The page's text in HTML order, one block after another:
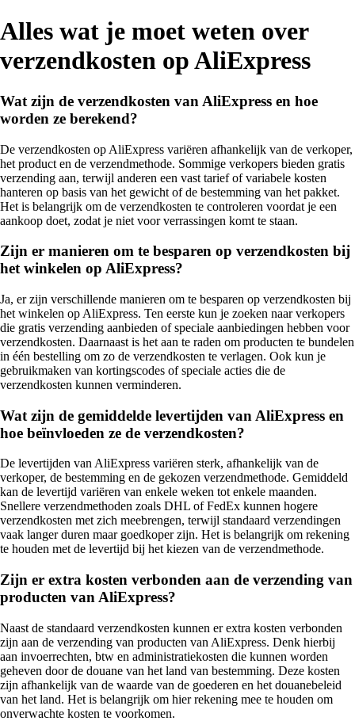
Alles wat je moet weten over
verzendkosten op AliExpress
Wat zijn de verzendkosten van AliExpress en hoe
worden ze berekend?
De verzendkosten op AliExpress variëren afhankelijk van de verkoper,
het product en de verzendmethode. Sommige verkopers bieden gratis
verzending aan, terwijl anderen een vast tarief of variabele kosten
hanteren op basis van het gewicht of de bestemming van het pakket.
Het is belangrijk om de verzendkosten te controleren voordat je een
aankoop doet, zodat je niet voor verrassingen komt te staan.
Zijn er manieren om te besparen op verzendkosten bij
het winkelen op AliExpress?
Ja, er zijn verschillende manieren om te besparen op verzendkosten bij
het winkelen op AliExpress. Ten eerste kun je zoeken naar verkopers
die gratis verzending aanbieden of speciale aanbiedingen hebben voor
verzendkosten. Daarnaast is het aan te raden om producten te bundelen
in één bestelling om zo de verzendkosten te verlagen. Ook kun je
gebruikmaken van kortingscodes of speciale acties die de
verzendkosten kunnen verminderen.
Wat zijn de gemiddelde levertijden van AliExpress en
hoe beïnvloeden ze de verzendkosten?
De levertijden van AliExpress variëren sterk, afhankelijk van de
verkoper, de bestemming en de gekozen verzendmethode. Gemiddeld
kan de levertijd variëren van enkele weken tot enkele maanden.
Snellere verzendmethoden zoals DHL of FedEx kunnen hogere
verzendkosten met zich meebrengen, terwijl standaard verzendingen
vaak langer duren maar goedkoper zijn. Het is belangrijk om rekening
te houden met de levertijd bij het kiezen van de verzendmethode.
Zijn er extra kosten verbonden aan de verzending van
producten van AliExpress?
Naast de standaard verzendkosten kunnen er extra kosten verbonden
zijn aan de verzending van producten van AliExpress. Denk hierbij
aan invoerrechten, btw en administratiekosten die kunnen worden
geheven door de douane van het land van bestemming. Deze kosten
zijn afhankelijk van de waarde van de goederen en het douanebeleid
van het land. Het is belangrijk om hier rekening mee te houden om
onverwachte kosten te voorkomen.